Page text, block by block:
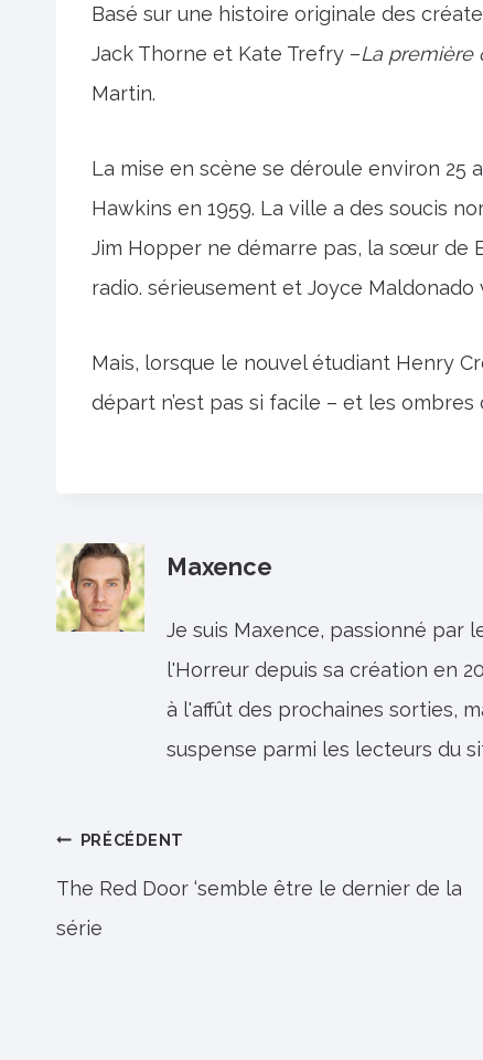
Basé sur une histoire originale des
Jack Thorne et Kate Trefry –La première
Martin.
La mise en scène se déroule environ 25
Hawkins en 1959. La ville a des soucis
Jim Hopper ne démarre pas, la sœur de
radio. sérieusement et Joyce
Mais, lorsque le nouvel étudiant Henry
départ n’est pas si facile – et les
Maxence
Je suis Maxence, passionné par
l'Horreur depuis sa création en
à l'affût des prochaines sorties,
suspense parmi les lecteurs du
Navigation
de
l’article
PRÉCÉDENT
The Red Door ‘semble être le dernier de la
série